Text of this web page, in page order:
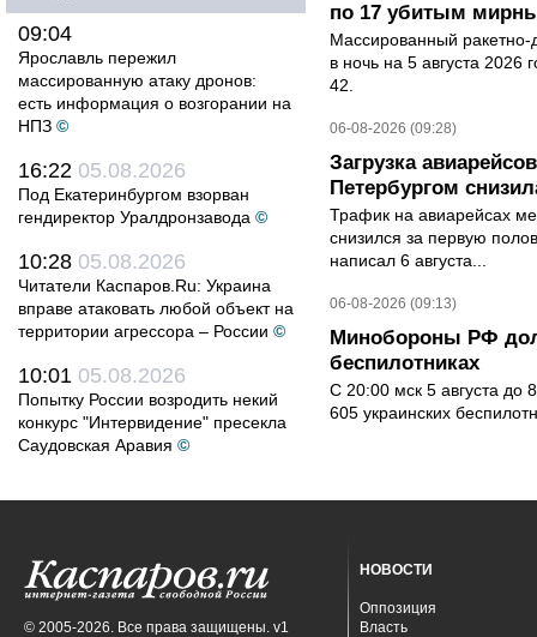
09:04
Ярославль пережил
массированную атаку дронов:
есть информация о возгорании на
НПЗ ©
16:22 05.08.2026
Под Екатеринбургом взорван
гендиректор Уралдронзавода ©
10:28 05.08.2026
Читатели Каспаров.Ru: Украина
вправе атаковать любой объект на
территории агрессора – России ©
10:01 05.08.2026
Попытку России возродить некий
конкурс "Интервидение" пресекла
Саудовская Аравия ©
по 17 убитым
Массированный ракетно-
в ночь на 5 августа 2026
42.
06-08-2026 (09:28)
Загрузка
Петербургом
Трафик на авиарейсах
снизился за первую
написал 6 августа...
06-08-2026 (09:13)
Минобороны РФ
беспилотниках
С 20:00 мск 5 августа до
605 украинских
© 2005-2026. Все права защищены. v1
НОВОСТИ
Оппозиция
Власть